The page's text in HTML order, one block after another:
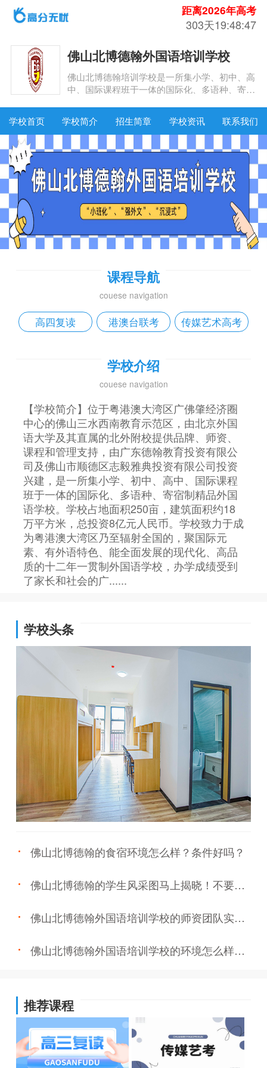
距离2026年高考
303天19:48:47
佛山北博德翰外国语培训学校
佛山北博德翰培训学校是一所集小学、初中、高
中、国际课程班于一体的国际化、多语种、寄宿
面积约18万平方米。
学校首页 学校简介 招生简章 学校资讯 联系我们
课程导航
couese navigation
高四复读 港澳台联考 传媒艺术高考
学校介绍
couese navigation
【学校简介】位于粤港澳大湾区广佛肇经济圈
中心的佛山三水西南教育示范区，由北京外国
语大学及其直属的北外附校提供品牌、师资、
课程和管理支持，由广东德翰教育投资有限公
司及佛山市顺德区志毅雅典投资有限公司投资
兴建，是一所集小学、初中、高中、国际课程
班于一体的国际化、多语种、寄宿制精品外国
语学校。学校占地面积250亩，建筑面积约18
万平方米，总投资8亿元人民币。学校致力于成
为粤港澳大湾区乃至辐射全国的，聚国际元
素、有外语特色、能全面发展的现代化、高品
质的十二年一贯制外国语学校，办学成绩受到
了家长和社会的广......
学校头条
佛山北博德翰的食宿环境怎么样？条件好吗？
佛山北博德翰的学生风采图马上揭晓！不要错
佛山北博德翰外国语培训学校的师资团队实力
佛山北博德翰外国语培训学校的环境怎么样？
推荐课程